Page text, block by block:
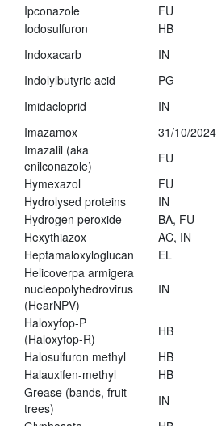
Ipconazole
FU
Iodosulfuron
HB
Indoxacarb
IN
Indolylbutyric acid
PG
Imidacloprid
IN
Imazamox
31/10/2024
Imazalil (aka
enilconazole)
FU
Hymexazol
FU
Hydrolysed proteins
IN
Hydrogen peroxide
BA, FU
Hexythiazox
AC, IN
Heptamaloxyloglucan
EL
Helicoverpa armigera
nucleopolyhedrovirus
(HearNPV)
IN
Haloxyfop-P
(Haloxyfop-R)
HB
Halosulfuron methyl
HB
Halauxifen-methyl
HB
Grease (bands, fruit
trees)
IN